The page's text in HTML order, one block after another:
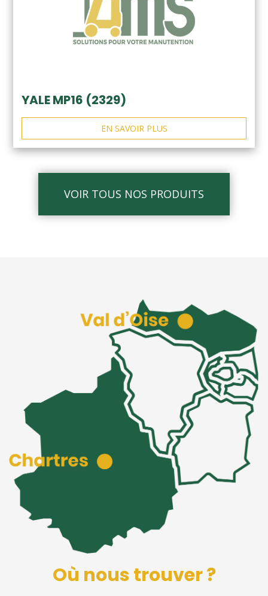
YALE MP16 (2329)
EN SAVOIR PLUS
VOIR TOUS NOS PRODUITS
Où nous trouver ?